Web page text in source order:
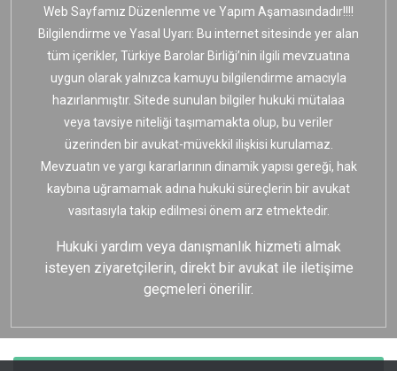
Web Sayfamız Düzenlenme ve Yapım Aşamasındadır!!!!
Bilgilendirme ve Yasal Uyarı: Bu internet sitesinde yer alan
tüm içerikler, Türkiye Barolar Birliği’nin ilgili mevzuatına
uygun olarak yalnızca kamuyu bilgilendirme amacıyla
hazırlanmıştır. Sitede sunulan bilgiler hukuki mütalaa
veya tavsiye niteliği taşımamakta olup, bu veriler
üzerinden bir avukat-müvekkil ilişkisi kurulamaz.
Mevzuatın ve yargı kararlarının dinamik yapısı gereği, hak
kaybına uğramamak adına hukuki süreçlerin bir avukat
vasıtasıyla takip edilmesi önem arz etmektedir.
Hukuki yardım veya danışmanlık hizmeti almak
isteyen ziyaretçilerin, direkt bir avukat ile iletişime
geçmeleri önerilir.